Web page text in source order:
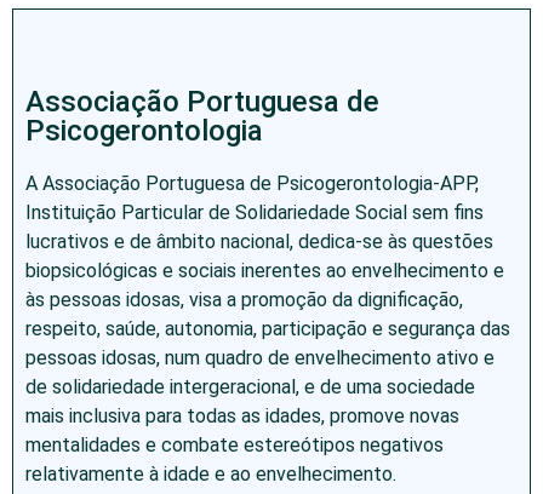
Associação Portuguesa de
Psicogerontologia
A Associação Portuguesa de Psicogerontologia-APP,
Instituição Particular de Solidariedade Social sem fins
lucrativos e de âmbito nacional, dedica-se às questões
biopsicológicas e sociais inerentes ao envelhecimento e
às pessoas idosas, visa a promoção da dignificação,
respeito, saúde, autonomia, participação e segurança das
pessoas idosas, num quadro de envelhecimento ativo e
de solidariedade intergeracional, e de uma sociedade
mais inclusiva para todas as idades, promove novas
mentalidades e combate estereótipos negativos
relativamente à idade e ao envelhecimento.